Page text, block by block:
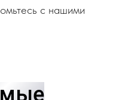
с нашими